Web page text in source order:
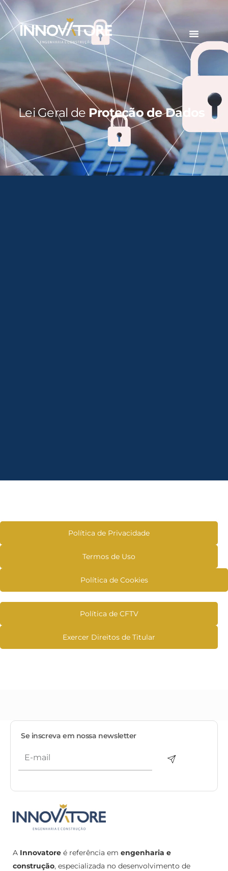
Lei Geral de Proteção de Dados
Política de Privacidade
Termos de Uso
Política de Cookies
Política de CFTV
Exercer Direitos de Titular
A Innovatore é referência em engenharia e
construção, especializada no desenvolvimento de
Se inscreva em nossa newsletter